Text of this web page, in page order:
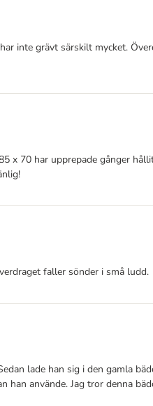
inte grävt särskilt mycket.
70 har upprepade gånger
faller sönder i små ludd.
lade han sig i den gamla
använde. Jag tror denna